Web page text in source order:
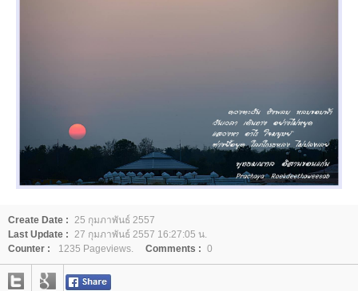
Create Date : 25 กุมภาพันธ์ 2557
Last Update : 27 กุมภาพันธ์ 2557 16:27:05 น.
Counter :
1235 Pageviews. Comments : 0